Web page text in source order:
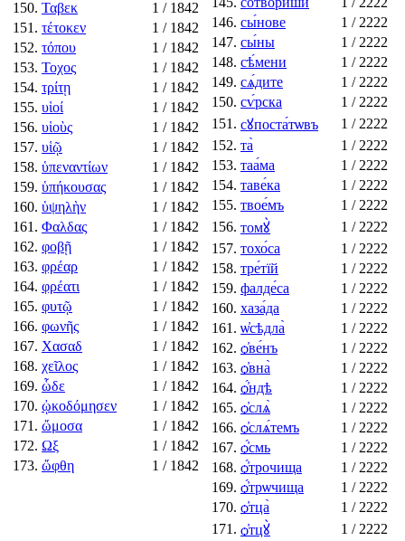
150. Ταβεκ 1 / 1842
151. τέτοκεν 1 / 1842
152. τόπου 1 / 1842
153. Τοχος 1 / 1842
154. τρίτῃ 1 / 1842
155. υἱοί 1 / 1842
156. υἱοὺς 1 / 1842
157. υἱῷ 1 / 1842
158. ὑπεναντίων 1 / 1842
159. ὑπήκουσας 1 / 1842
160. ὑψηλὴν 1 / 1842
161. Φαλδας 1 / 1842
162. φοβῇ 1 / 1842
163. φρέαρ 1 / 1842
164. φρέατι 1 / 1842
165. φυτῷ 1 / 1842
166. φωνῆς 1 / 1842
167. Χασαδ 1 / 1842
168. χεῖλος 1 / 1842
169. ὧδε 1 / 1842
170. ᾠκοδόμησεν 1 / 1842
171. ὤμοσα 1 / 1842
172. Ωξ 1 / 1842
173. ὤφθη 1 / 1842
146. сы́нове 1 / 2222
147. сы́ны 1 / 2222
148. сѣ́мени 1 / 2222
149. сѧ́дите 1 / 2222
150. сѵ́рска 1 / 2222
151. сꙋпоста́тѡвъ 1 / 2222
152. та̀ 1 / 2222
153. таа́ма 1 / 2222
154. таве́ка 1 / 2222
155. твое́мъ 1 / 2222
156. томꙋ̀ 1 / 2222
157. тохо́са 1 / 2222
158. тре́тїй 1 / 2222
159. фалде́са 1 / 2222
160. хаза́да 1 / 2222
161. ѡ҆сѣдла̀ 1 / 2222
162. ѻ҆ве́нъ 1 / 2222
163. ѻ҆вна̀ 1 / 2222
164. ѻ҆́ндѣ 1 / 2222
165. ѻ҆слѧ̀ 1 / 2222
166. ѻ҆слѧ́темъ 1 / 2222
167. ѻ҆́смь 1 / 2222
168. ѻ҆́трочища 1 / 2222
169. ѻ҆́трѡчища 1 / 2222
170. ѻ҆тца̀ 1 / 2222
171. ѻ҆тцꙋ̀ 1 / 2222